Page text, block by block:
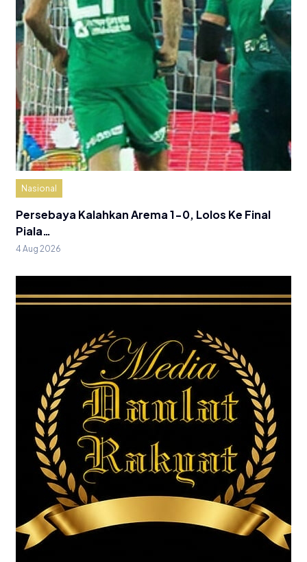
Nasional
Persebaya Kalahkan Arema 1-0, Lolos Ke Final
Piala…
4 Aug 2026